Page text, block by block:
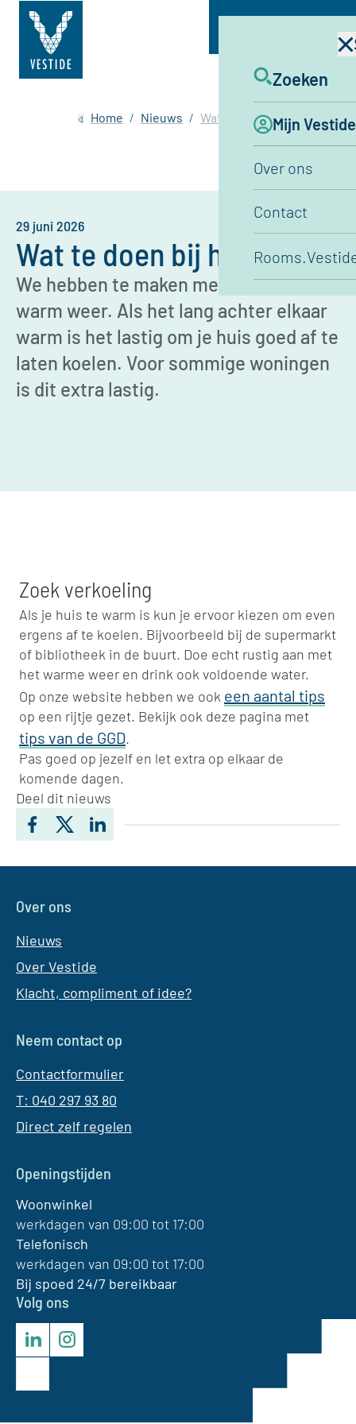
Zoeken
Mijn Vestide
Over ons
Contact
Home Nieuws Wat te doen bij hitte?
29 juni 2026
Wat te doen bij hitte?
We hebben te maken met ontzettend
warm weer. Als het lang achter elkaar
warm is het lastig om je huis goed af te
laten koelen. Voor sommige woningen
is dit extra lastig.
Zoek verkoeling
Als je huis te warm is kun je ervoor kiezen om even
ergens af te koelen. Bijvoorbeeld bij de supermarkt
of bibliotheek in de buurt. Doe echt rustig aan met
het warme weer en drink ook voldoende water.
Op onze website hebben we ook een aantal tips
op een rijtje gezet. Bekijk ook deze pagina met
tips van de GGD.
Pas goed op jezelf en let extra op elkaar de
komende dagen.
Deel dit nieuws
Facebook
TwitterLinkedIn
Over ons
Nieuws
Over Vestide
Klacht, compliment of idee?
Neem contact op
Contactformulier
T: 040 297 93 80
Direct zelf regelen
Openingstijden
Woonwinkel
werkdagen van 09:00 tot 17:00
Telefonisch
werkdagen van 09:00 tot 17:00
Bij spoed 24/7 bereikbaar
Volg ons
LinkedInInstagram